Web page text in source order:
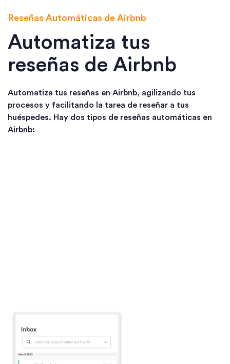
Reseñas Automáticas de Airbnb
Automatiza tus
reseñas de Airbnb
Automatiza tus reseñas en Airbnb, agilizando tus
procesos y facilitando la tarea de reseñar a tus
huéspedes. Hay dos tipos de reseñas automáticas en
Airbnb: